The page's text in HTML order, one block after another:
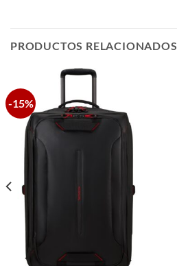
PRODUCTOS RELACIONADOS
-15%